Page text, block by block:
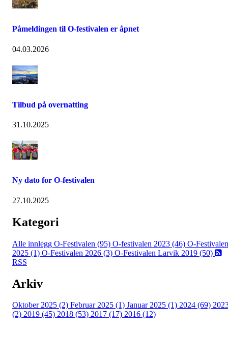
Påmeldingen til O-festivalen er åpnet
04.03.2026
Tilbud på overnatting
31.10.2025
Ny dato for O-festivalen
27.10.2025
Kategori
Alle innlegg O-Festivalen (95) O-festivalen 2023 (46) O-Festivalen
2025 (1) O-Festivalen 2026 (3) O-Festivalen Larvik 2019 (50)
RSS
Arkiv
Oktober 2025 (2) Februar 2025 (1) Januar 2025 (1) 2024 (69)
(2) 2019 (45) 2018 (53) 2017 (17) 2016 (12)